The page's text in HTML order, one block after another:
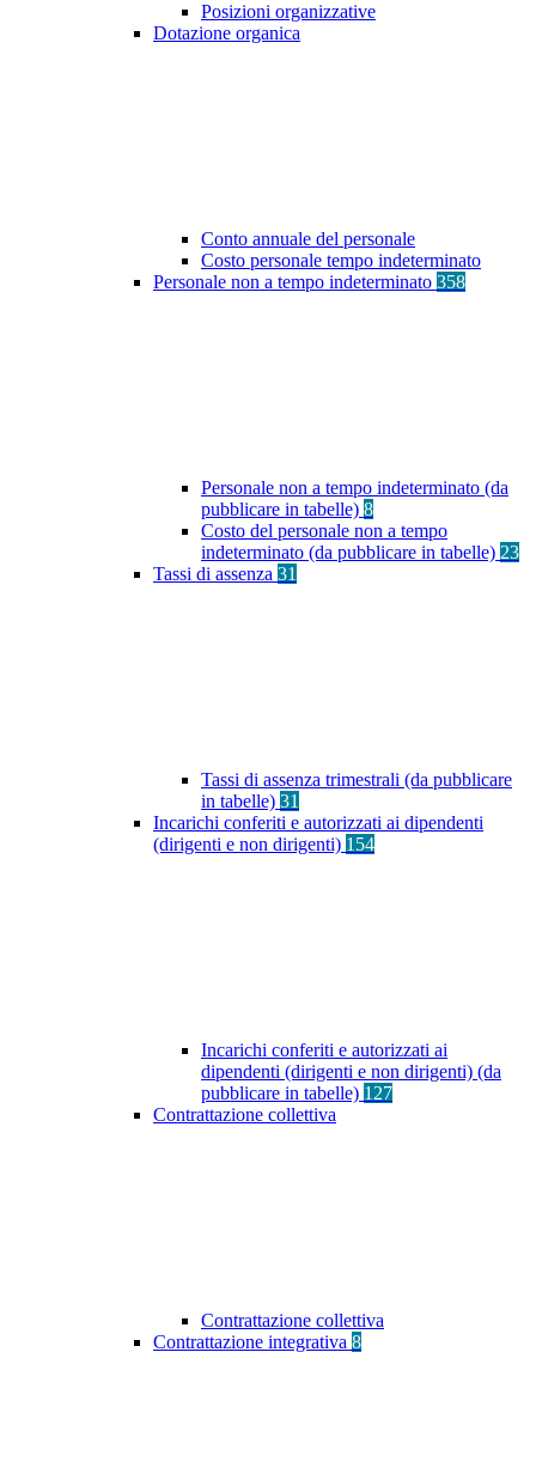
Posizioni organizzative
Dotazione organica
Conto annuale del personale
Costo personale tempo indeterminato
Personale non a tempo indeterminato 358
Personale non a tempo indeterminato (da
pubblicare in tabelle) 8
Costo del personale non a tempo
indeterminato (da pubblicare in tabelle) 23
Tassi di assenza 31
Tassi di assenza trimestrali (da pubblicare
in tabelle) 31
Incarichi conferiti e autorizzati ai dipendenti
(dirigenti e non dirigenti) 154
Incarichi conferiti e autorizzati ai
dipendenti (dirigenti e non dirigenti) (da
pubblicare in tabelle) 127
Contrattazione collettiva
Contrattazione collettiva
Contrattazione integrativa 8